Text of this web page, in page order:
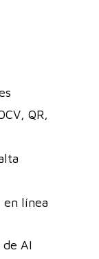
QR,
en línea
AI